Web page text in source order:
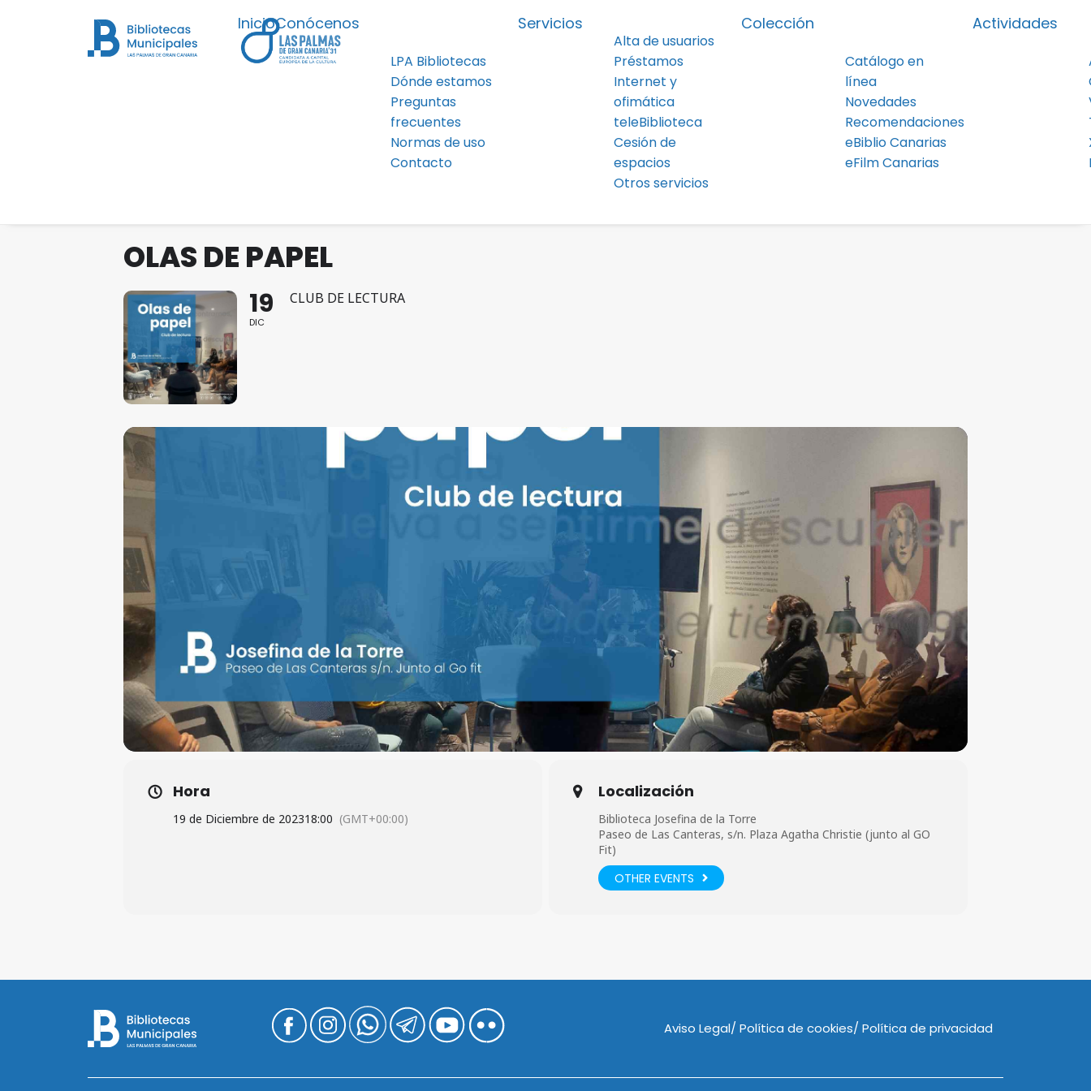
InicioConócenos
LPA Bibliotecas
Dónde estamos
Preguntas
frecuentes
Normas de uso
Contacto
Servicios
Alta de usuarios
Préstamos
Internet y
ofimática
teleBiblioteca
Cesión de
espacios
Otros servicios
Colección
Catálogo en
línea
Novedades
Recomendaciones
eBiblio Canarias
eFilm Canarias
Actividades
OLAS DE PAPEL
19
DIC
CLUB DE LECTURA
Hora
19 de Diciembre de 202318:00 (GMT+00:00)
Localización
Biblioteca Josefina de la Torre
Paseo de Las Canteras, s/n. Plaza Agatha Christie (junto al GO
Fit)
OTHER EVENTS
Aviso Legal Política de cookies Política de privacidad